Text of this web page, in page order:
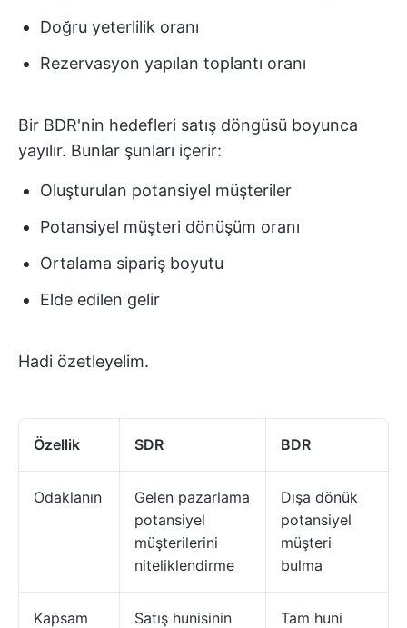
Doğru yeterlilik oranı
Rezervasyon yapılan toplantı oranı
Bir BDR'nin hedefleri satış döngüsü boyunca
yayılır. Bunlar şunları içerir:
Oluşturulan potansiyel müşteriler
Potansiyel müşteri dönüşüm oranı
Ortalama sipariş boyutu
Elde edilen gelir
Hadi özetleyelim.
Özellik SDR BDR
Odaklanın
Gelen pazarlama
potansiyel
müşterilerini
niteliklendirme
Dışa dönük
potansiyel
müşteri
bulma
Kapsam
Satış hunisinin
Tam huni